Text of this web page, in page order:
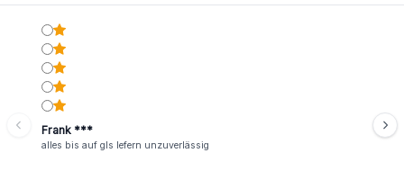
Frank ***
alles bis auf gls lefern unzuverlässig